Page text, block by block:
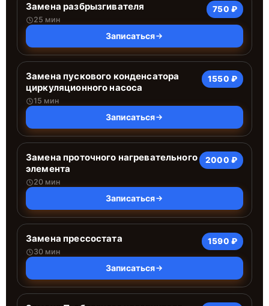
Замена разбрызгивателя
25 мин
750 ₽
Записаться
Замена пускового конденсатора
циркуляционного насоса
15 мин
1550 ₽
Записаться
Замена проточного нагревательного
элемента
20 мин
2000 ₽
Записаться
Замена прессостата
30 мин
1590 ₽
Записаться